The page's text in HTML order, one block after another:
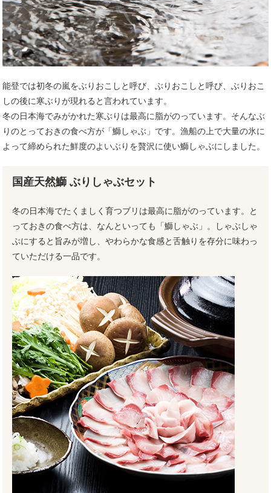
能登では初冬の嵐をぶりおこしと呼び、ぶりおこしと呼び、ぶりおこ
しの後に寒ぶりが現れると言われています。
冬の日本海でみがかれた寒ぶりは最高に脂がのっています。そんなぶ
りのとっておきの食べ方が「鰤しゃぶ」です。漁船の上で大量の氷に
よって締められた鮮度のよいぶりを贅沢に使い鰤しゃぶにしました。
国産天然鰤 ぶりしゃぶセット
冬の日本海でたくましく育つブリは最高に脂がのっています。と
っておきの食べ方は、なんといっても「鰤しゃぶ」。しゃぶしゃ
ぶにすると旨みが増し、やわらかな食感と舌触りを存分に味わっ
ていただける一品です。